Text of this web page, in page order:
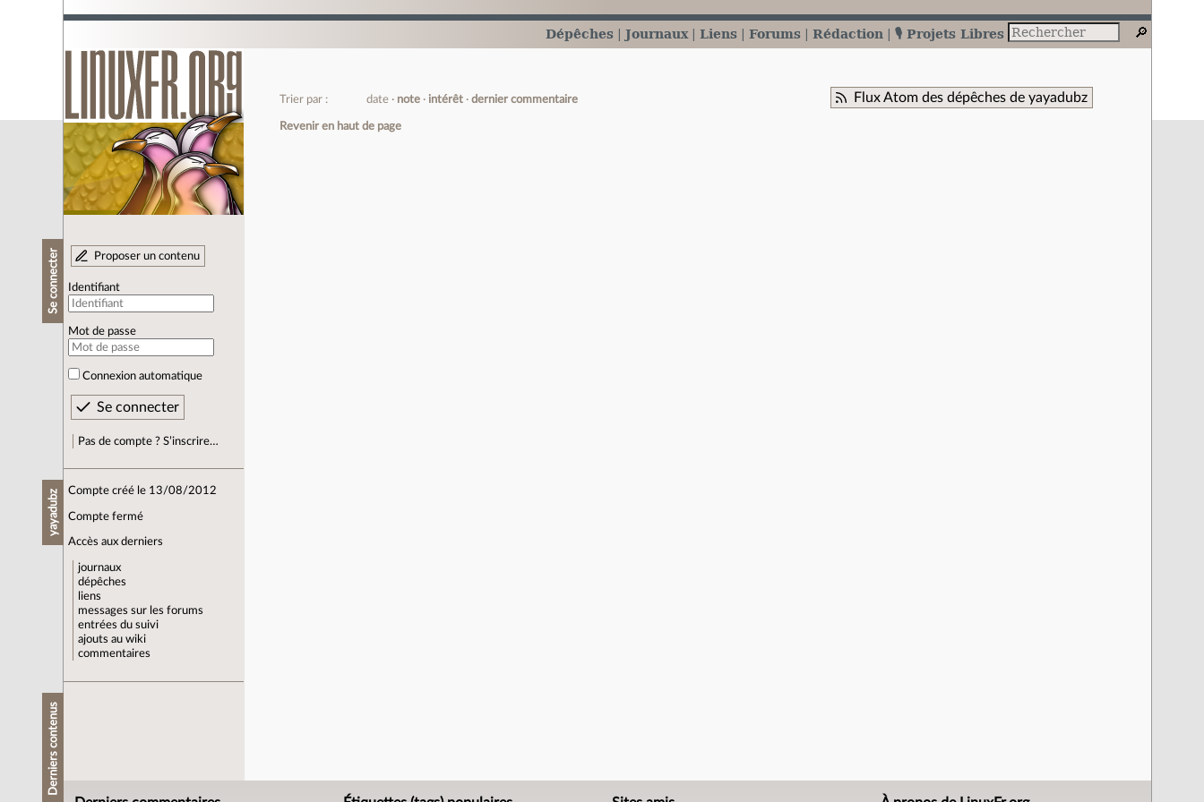
Dépêches Journaux Liens Forums Rédaction 🎙️ Projets Libres
Se connecter Proposer un contenu
Identifiant
Mot de passe
Connexion automatique
Pas de compte ? S’inscrire…
yayadubz Compte créé le 13/08/2012
Compte fermé
Accès aux derniers
journaux
dépêches
liens
messages sur les forums
entrées du suivi
ajouts au wiki
commentaires
Derniers contenus
Flux Atom des dépêches de yayadubz
Trier par : date note intérêt dernier commentaire
Revenir en haut de page